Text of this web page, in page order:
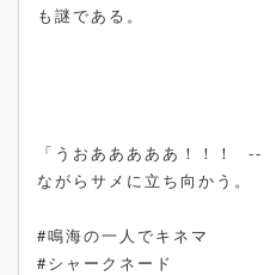
も謎である。
「うおあああああ！！！
ながらサメに立ち向かう。
#鳴海の一人でキネマ
#シャークネード